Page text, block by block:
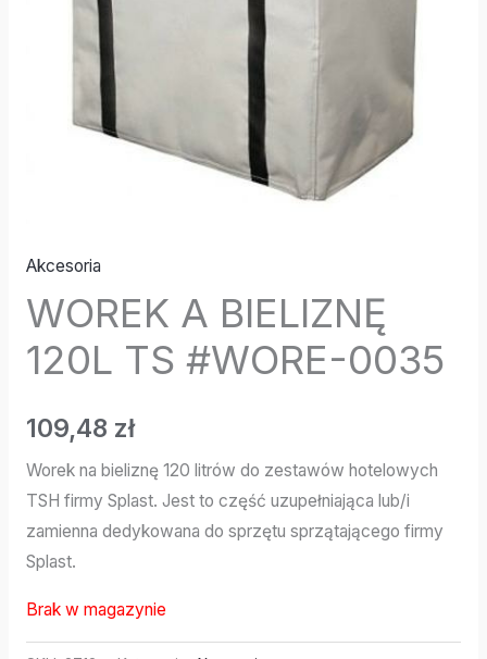
Akcesoria
WOREK A BIELIZNĘ
120L TS #WORE-0035
109,48 zł
Worek na bieliznę 120 litrów do zestawów hotelowych
TSH firmy Splast. Jest to część uzupełniająca lub/i
zamienna dedykowana do sprzętu sprzątającego firmy
Splast.
Brak w magazynie